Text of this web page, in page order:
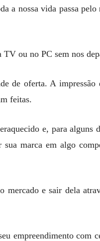
a nossa vida passa
ou no PC sem nos
de oferta. A
feitas.
e, para
marca em algo
mercado e sair dela
empreendimento com